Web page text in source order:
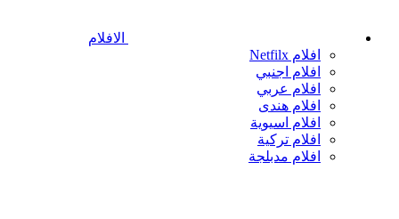
الافلام
افلام Netfilx
افلام اجنبي
افلام عربي
افلام هندى
افلام اسيوية
افلام تركية
افلام مدبلجة